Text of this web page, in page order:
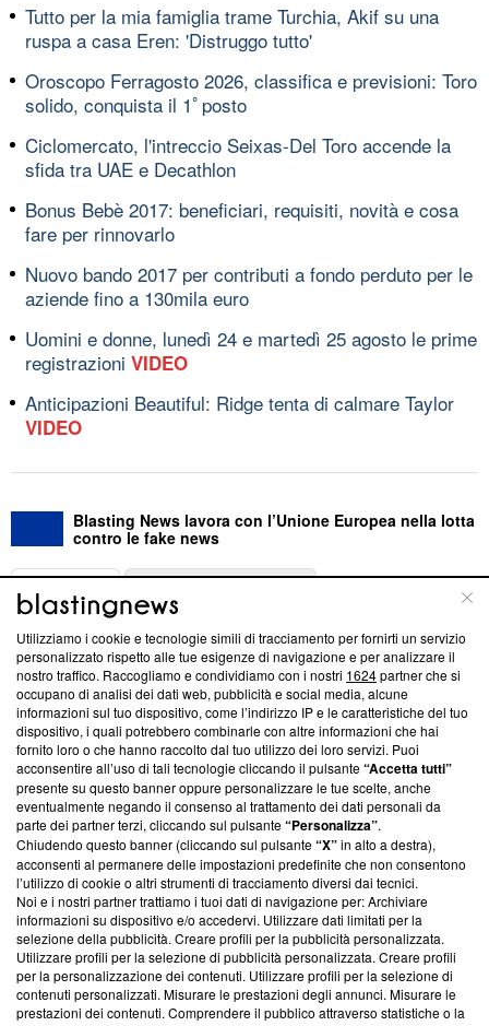
Tutto per la mia famiglia trame Turchia, Akif su una
ruspa a casa Eren: 'Distruggo tutto'
Oroscopo Ferragosto 2026, classifica e previsioni: Toro
solido, conquista il 1ﾟposto
Ciclomercato, l'intreccio Seixas-Del Toro accende la
sfida tra UAE e Decathlon
Bonus Bebè 2017: beneficiari, requisiti, novità e cosa
fare per rinnovarlo
Nuovo bando 2017 per contributi a fondo perduto per le
aziende fino a 130mila euro
Uomini e donne, lunedì 24 e martedì 25 agosto le prime
registrazioni VIDEO
Anticipazioni Beautiful: Ridge tenta di calmare Taylor
VIDEO
Blasting News lavora con l’Unione Europea nella lotta
contro le fake news
ABOUT
Questa sezione offre informazioni trasparenti su Blasting
News, sui nostri processi editoriali e su come ci impegniamo a
creare news di qualità. Inoltre, afferma la nostra aderenza a
‘Trust Project - News with Integrity’Blasting News non è
ancora membro del programma, ma ha richiesto di farne
parte; Trust Project non ha ancora effettuato una verifica di
conformità agli standard.
Su di noi
Team editoriale
Corporate
Redazione
Informativa Privacy
Utilizziamo i cookie e tecnologie simili di tracciamento per fornirti un servizio
personalizzato rispetto alle tue esigenze di navigazione e per analizzare il
nostro traffico. Raccogliamo e condividiamo con i nostri 1624partner che si
occupano di analisi dei dati web, pubblicità e social media, alcune
informazioni sul tuo dispositivo, come l’indirizzo IP e le caratteristiche del tuo
dispositivo, i quali potrebbero combinarle con altre informazioni che hai
fornito loro o che hanno raccolto dal tuo utilizzo dei loro servizi. Puoi
acconsentire all’uso di tali tecnologie cliccando il pulsante“Accetta tutti”
presente su questo banner oppure personalizzare le tue scelte, anche
eventualmente negando il consenso al trattamento dei dati personali da
parte dei partner terzi, cliccando sul pulsante“Personalizza”.
Chiudendo questo banner (cliccando sul pulsante“X”in alto a destra),
acconsenti al permanere delle impostazioni predefinite che non consentono
l’utilizzo di cookie o altri strumenti di tracciamento diversi dai tecnici.
Noi e i nostri partner trattiamo i tuoi dati di navigazione per: Archiviare
informazioni su dispositivo e/o accedervi. Utilizzare dati limitati per la
selezione della pubblicità. Creare profili per la pubblicità personalizzata.
Utilizzare profili per la selezione di pubblicità personalizzata. Creare profili
per la personalizzazione dei contenuti. Utilizzare profili per la selezione di
contenuti personalizzati. Misurare le prestazioni degli annunci. Misurare le
prestazioni dei contenuti. Comprendere il pubblico attraverso statistiche o la